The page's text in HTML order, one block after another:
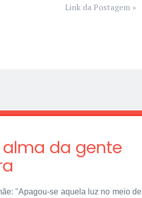
Link da Postagem »
alma da gente
"Apagou-se aquela luz no meio de